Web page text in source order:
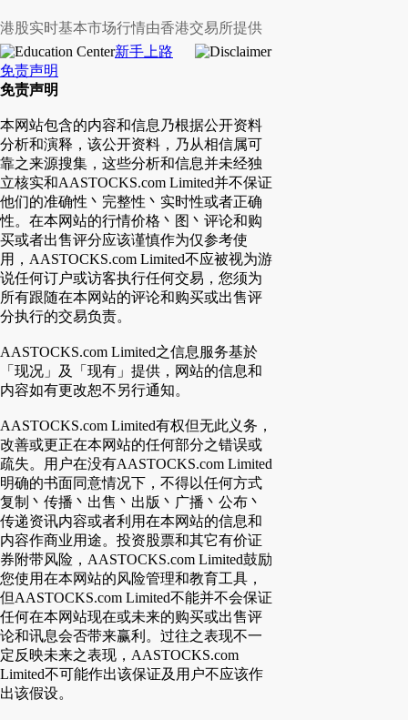
港股实时基本市场行情由香港交易所提供
新手上路
免责声明
免责声明
本网站包含的内容和信息乃根据公开资料
分析和演释，该公开资料，乃从相信属可
靠之来源搜集，这些分析和信息并未经独
立核实和AASTOCKS.com Limited并不保证
他们的准确性丶完整性丶实时性或者正确
性。在本网站的行情价格丶图丶评论和购
买或者出售评分应该谨慎作为仅参考使
用，AASTOCKS.com Limited不应被视为游
说任何订户或访客执行任何交易，您须为
所有跟随在本网站的评论和购买或出售评
分执行的交易负责。
AASTOCKS.com Limited之信息服务基於
「现况」及「现有」提供，网站的信息和
内容如有更改恕不另行通知。
AASTOCKS.com Limited有权但无此义务，
改善或更正在本网站的任何部分之错误或
疏失。用户在没有AASTOCKS.com Limited
明确的书面同意情况下，不得以任何方式
复制丶传播丶出售丶出版丶广播丶公布丶
传递资讯内容或者利用在本网站的信息和
内容作商业用途。投资股票和其它有价证
券附带风险，AASTOCKS.com Limited鼓励
您使用在本网站的风险管理和教育工具，
但AASTOCKS.com Limited不能并不会保证
任何在本网站现在或未来的购买或出售评
论和讯息会否带来赢利。过往之表现不一
定反映未来之表现，AASTOCKS.com
Limited不可能作出该保证及用户不应该作
出该假设。